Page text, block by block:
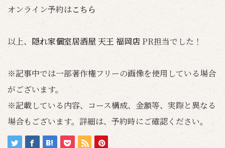
オンライン予約はこちら
以上、 隠れ家個室居酒屋 天王 福岡店 PR担当でした！
※記事中では一部著作権フリーの画像を使用している場合
がございます。
※記載している内容、コース構成、金額等、実際と異なる
場合もございます。詳細は、予約時にご確認ください。